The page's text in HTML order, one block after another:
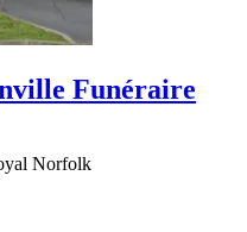
Funéraire
Norfolk